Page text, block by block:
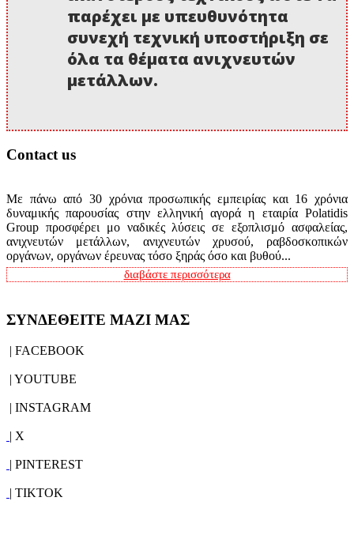
παρέχει με υπευθυνότητα
συνεχή τεχνική υποστήριξη σε
όλα τα θέματα ανιχνευτών
μετάλλων.
Contact us
Με πάνω από 30 χρόνια προσωπικής εμπειρίας και 16 χρόνια
δυναμικής παρουσίας στην ελληνική αγορά η εταιρία Polatidis
Group προσφέρει μο ναδικές λύσεις σε εξοπλισμό ασφαλείας,
ανιχνευτών μετάλλων, ανιχνευτών χρυσού, ραβδοσκοπικών
οργάνων, οργάνων έρευνας τόσο ξηράς όσο και βυθού...
διαβάστε περισσότερα
ΣΥΝΔΕΘΕΙΤΕ ΜΑΖΙ ΜΑΣ
| FACEBOOK
| YOUTUBE
| INSTAGRAM
| X
| PINTEREST
| TIKTOK